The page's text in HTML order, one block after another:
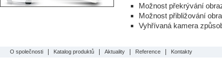
Možnost překrývání
Možnost přibližování
Vyhřívaná kamera
O společnosti Katalog produktů Aktuality Reference Kontakty